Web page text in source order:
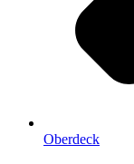
Oberdeck